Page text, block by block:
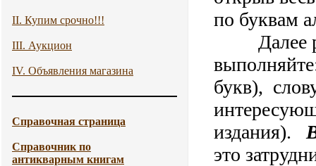
II. Купим срочно!!!
III. Аукцион
IV. Объявления магазина
Справочная страница
Справочник по
антикварным книгам
по буквам
Далее
букв),
издания).
это